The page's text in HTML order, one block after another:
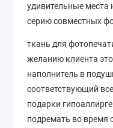
удивительные места
серию совместных
ткань для
желанию клиента
наполнитель в
соответствующий
подарки
подремать во время